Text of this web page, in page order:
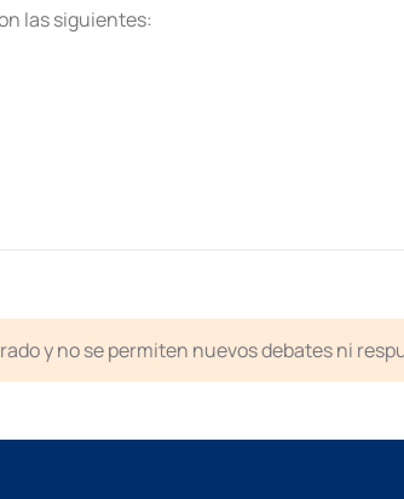
las siguientes:
y no se permiten nuevos debates ni